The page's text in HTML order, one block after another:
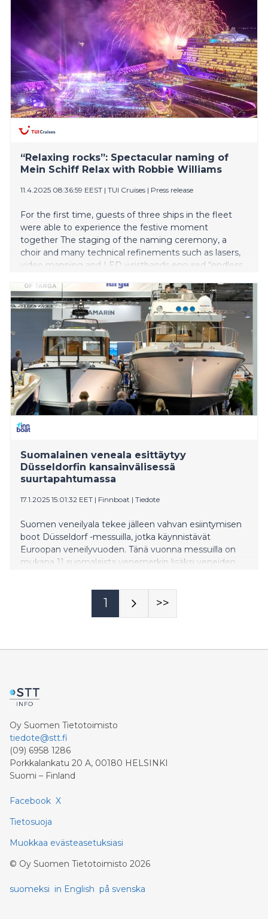
“Relaxing rocks”: Spectacular naming of
Mein Schiff Relax with Robbie Williams
11.4.2025 08:36:59 EEST | TUI Cruises | Press release
For the first time, guests of three ships in the fleet
were able to experience the festive moment
together The staging of the naming ceremony, a
choir and many technical refinements such as lasers,
video mapping and LED wristbands ensured “endless
ambassador of Mein Schiff Relax Robbie Williams
wows over 12,000 people with his concert Three ships
and a naming ceremony: unique and unprecedented
fleet get-together – Mein Schiff 5, Mein Schiff 7 and
Mein Schiff Relax in the port of Málaga
Suomalainen veneala esittäytyy
Düsseldorfin kansainvälisessä
suurtapahtumassa
17.1.2025 15:01:32 EET | Finnboat | Tiedote
Suomen veneilyala tekee jälleen vahvan esiintymisen
boot Düsseldorf -messuilla, jotka käynnistävät
Euroopan veneilyvuoden. Tänä vuonna messuilla on
mukana 11 suomalaista venemerkin lisäksi veneiden
sekä kuivapukuja erilaisiin vesiharrastuksiin valmistava
Ursuit. Suomalaisyritysten veneitä messuilla on esillä
1 >>
Oy Suomen Tietotoimisto
tiedote@stt.fi
(09) 6958 1286
Porkkalankatu 20 A, 00180 HELSINKI
Suomi – Finland
Facebook X
Tietosuoja
Muokkaa evästeasetuksiasi
© Oy Suomen Tietotoimisto 2026
suomeksi in English på svenska